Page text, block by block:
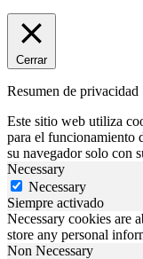
Cerrar
Resumen de privacidad
Este sitio web utiliza
para el funcionamiento
su navegador solo con
Necessary
Necessary
Siempre activado
Necessary cookies are
store any personal
Non Necessary